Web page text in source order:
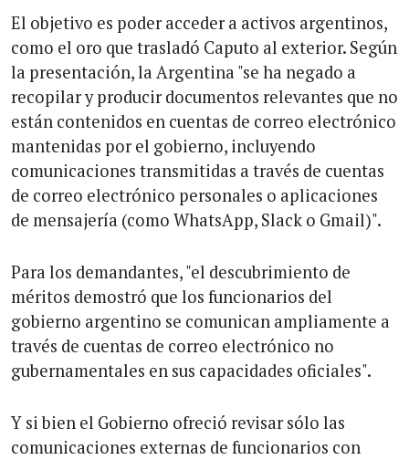
El objetivo es poder acceder a activos argentinos,
como el oro que trasladó Caputo al exterior. Según
la presentación, la Argentina "se ha negado a
recopilar y producir documentos relevantes que no
están contenidos en cuentas de correo electrónico
mantenidas por el gobierno, incluyendo
comunicaciones transmitidas a través de cuentas
de correo electrónico personales o aplicaciones
de mensajería (como WhatsApp, Slack o Gmail)".
Para los demandantes, "el descubrimiento de
méritos demostró que los funcionarios del
gobierno argentino se comunican ampliamente a
través de cuentas de correo electrónico no
gubernamentales en sus capacidades oficiales".
Y si bien el Gobierno ofreció revisar sólo las
comunicaciones externas de funcionarios con